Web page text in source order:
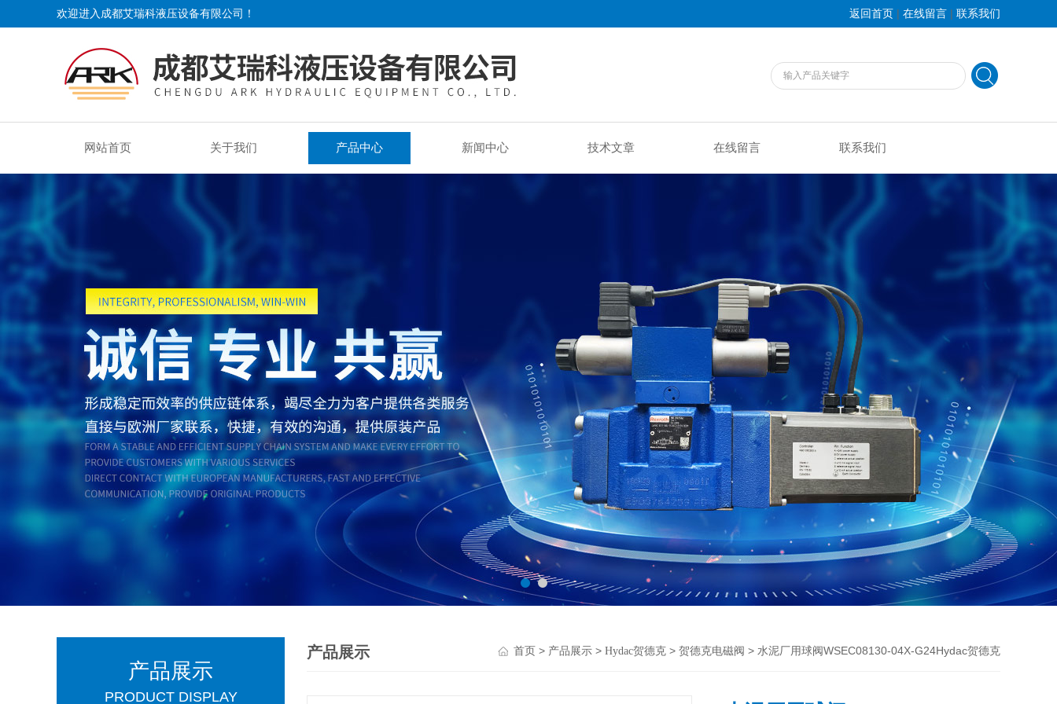
欢迎进入成都艾瑞科液压设备有限公司！ 返回首页 | 在线留言 | 联系我们
网站首页 关于我们 产品中心 新闻中心 技术文章 在线留言 联系我们
产品展示
PRODUCT DISPLAY
产品展示 首页 > 产品展示 > Hydac贺德克 > 贺德克电磁阀 > 水泥厂用球阀WSEC08130-04X-G24Hydac贺德克